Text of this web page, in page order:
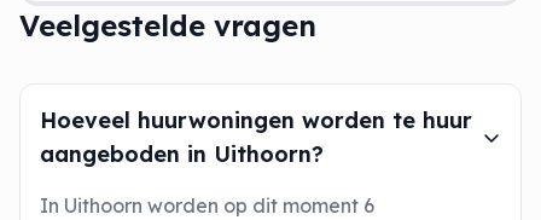
Veelgestelde vragen
Hoeveel huurwoningen worden te huur
aangeboden in Uithoorn?
In Uithoorn worden op dit moment 6